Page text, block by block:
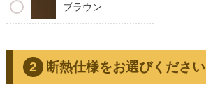
ブラウン
断熱仕様をお選びください